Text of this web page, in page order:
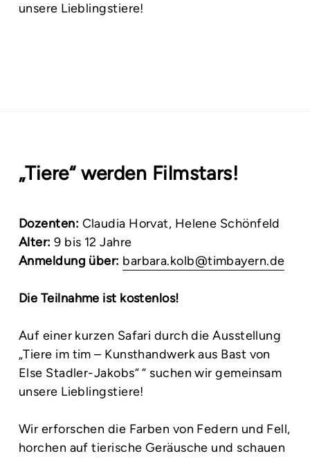
unsere Lieblingstiere!
„Tiere“ werden Filmstars!
Dozenten: Claudia Horvat, Helene Schönfeld
Alter: 9 bis 12 Jahre
Anmeldung über: barbara.kolb@timbayern.de
Die Teilnahme ist kostenlos!
Auf einer kurzen Safari durch die Ausstellung
„Tiere im tim – Kunsthandwerk aus Bast von
Else Stadler-Jakobs“ “ suchen wir gemeinsam
unsere Lieblingstiere!
Wir erforschen die Farben von Federn und Fell,
horchen auf tierische Geräusche und schauen